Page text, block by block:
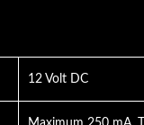
12 Volt DC